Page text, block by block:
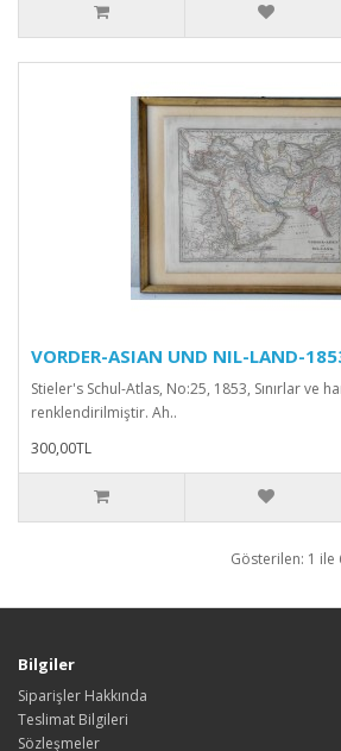
VORDER-ASIAN UND NIL-LAND-
Stieler's Schul-Atlas, No:25, 1853, Sınırlar ve
renklendirilmiştir. Ah..
300,00TL
Gösterilen: 1 ile
Bilgiler
Siparişler Hakkında
Teslimat Bilgileri
Sözleşmeler